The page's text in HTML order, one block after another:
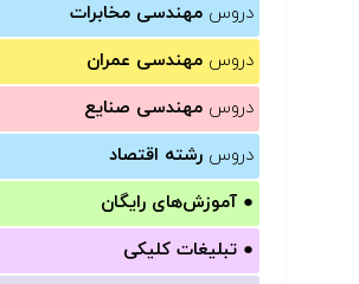
دروس مهندسی مخابرات
دروس مهندسی عمران
دروس مهندسی صنایع
دروس رشته اقتصاد
● آموزش‌های رایگان
● تبلیغات کلیکی